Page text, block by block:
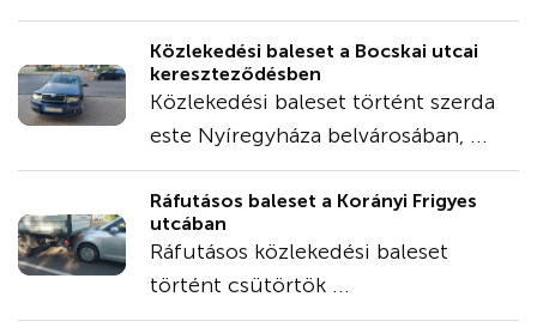
Közlekedési baleset a Bocskai utcai
kereszteződésben
Közlekedési baleset történt szerda
este Nyíregyháza belvárosában, ...
Ráfutásos baleset a Korányi Frigyes
utcában
Ráfutásos közlekedési baleset
történt csütörtök ...